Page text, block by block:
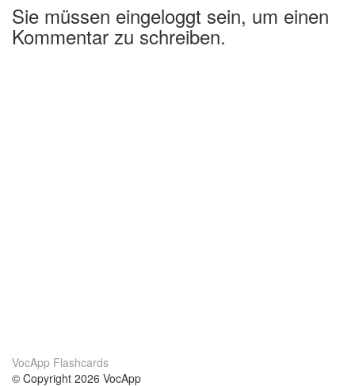
Sie müssen eingeloggt sein, um einen
Kommentar zu schreiben.
VocApp Flashcards
© Copyright 2026 VocApp